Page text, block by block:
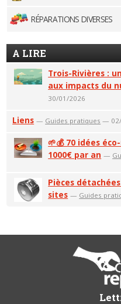
RÉPARATIONS DIVERSES
A LIRE
Trois-Rivières :
aux impacts du
30/01/2026
Liens — Guides pratiques —
🌱💰 70 idées
1000€ par an —
Pièces
sites — Guides